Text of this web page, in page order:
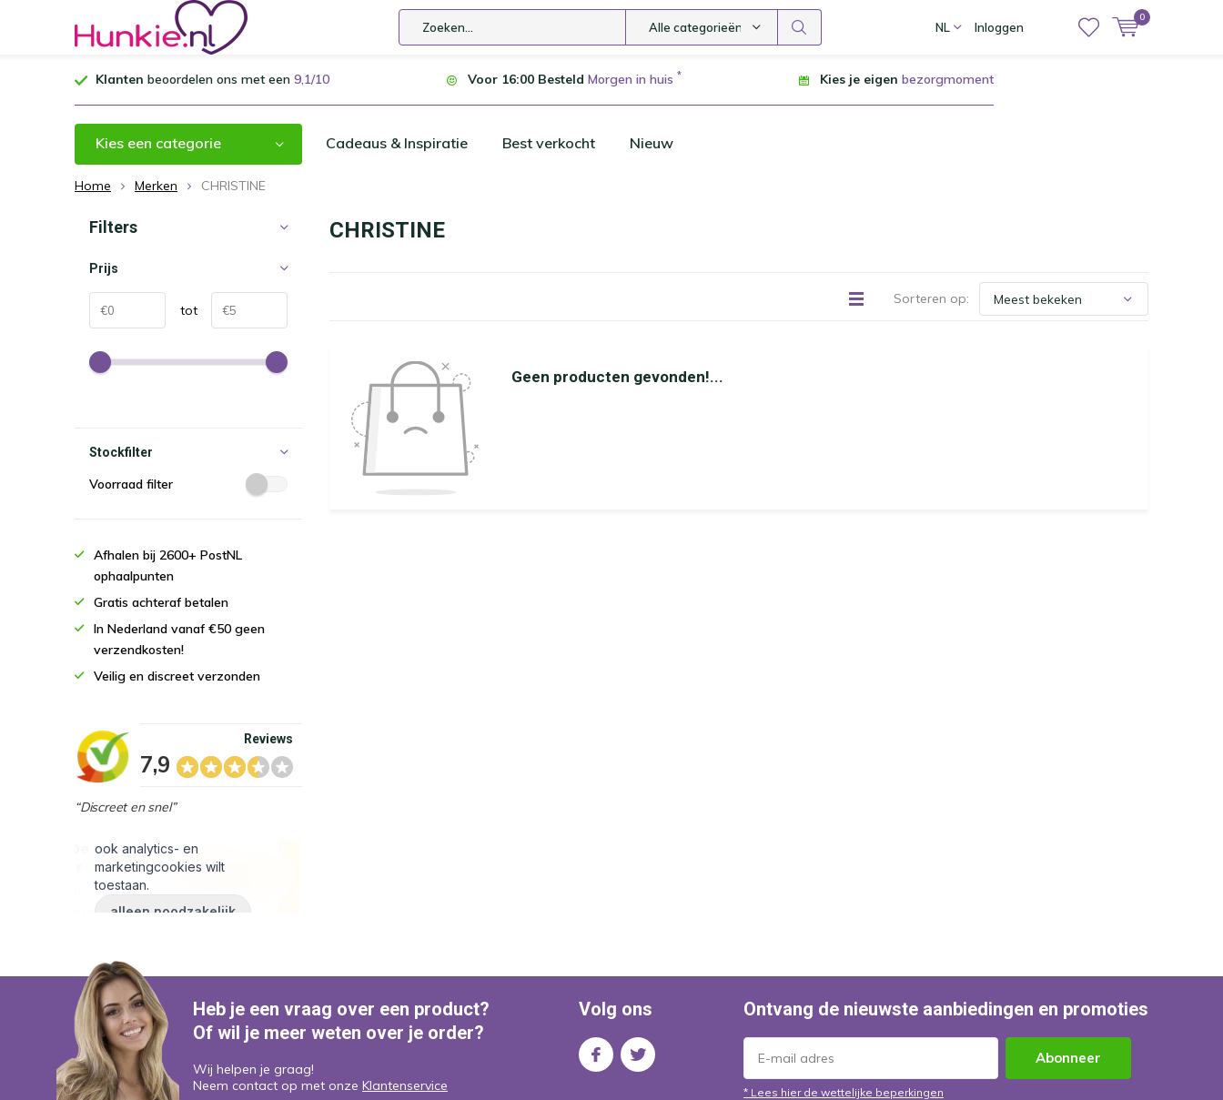
Alle categorieën NL Inloggen
0
Klanten beoordelen ons met een 9,1/10 Voor 16:00 Besteld Morgen in huis * Kies je eigen bezorgmoment
Kies een categorie Cadeaus & Inspiratie Best verkocht Nieuw
Home Merken CHRISTINE
CHRISTINE
Sorteren op:
Geen producten gevonden!...
Filters
Prijs
tot
Stockfilter
Voorraad filter
Afhalen bij 2600+ PostNL
ophaalpunten
Gratis achteraf betalen
In Nederland vanaf €50 geen
verzendkosten!
Veilig en discreet verzonden
7,9
Reviews
“Discreet en snel”
Heb je een vraag over een product?
Of wil je meer weten over je order?
Wij helpen je graag!
Neem contact op met onze Klantenservice
Volg ons Ontvang de nieuwste aanbiedingen en promoties
Abonneer
* Lees hier de wettelijke beperkingen